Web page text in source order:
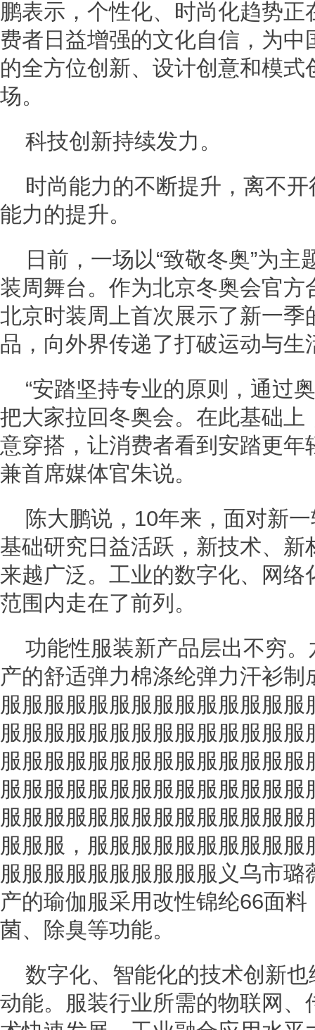
鹏表示，个性化、时尚化趋势
费者日益增强的文化自信，为
的全方位创新、设计创意和模式
场。
科技创新持续发力。
时尚能力的不断提升，离不
能力的提升。
日前，一场以“致敬冬奥”为
装周舞台。作为北京冬奥会官
北京时装周上首次展示了新一季
品，向外界传递了打破运动与生
“安踏坚持专业的原则，通过
把大家拉回冬奥会。在此基础上
意穿搭，让消费者看到安踏更年
兼首席媒体官朱说。
陈大鹏说，10年来，面对新
基础研究日益活跃，新技术、
来越广泛。工业的数字化、网
范围内走在了前列。
功能性服装新产品层出不穷
产的舒适弹力棉涤纶弹力汗衫
服服服服服服服服服服服服服
服服服服服服服服服服服服服
服服服服服服服服服服服服服
服服服服服服服服服服服服服
服服服服服服服服服服服服服
服服服，服服服服服服服服服
服服服服服服服服服服义乌市
产的瑜伽服采用改性锦纶66面
菌、除臭等功能。
数字化、智能化的技术创新
动能。服装行业所需的物联网、